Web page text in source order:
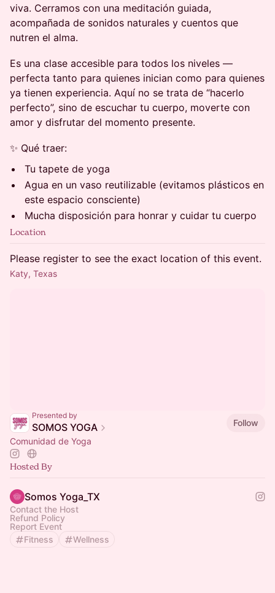
viva. Cerramos con una meditación guiada,
acompañada de sonidos naturales y cuentos que
nutren el alma.
Es una clase accesible para todos los niveles —
perfecta tanto para quienes inician como para quienes
ya tienen experiencia. Aquí no se trata de “hacerlo
perfecto”, sino de escuchar tu cuerpo, moverte con
amor y disfrutar del momento presente.
✨ Qué traer:
Tu tapete de yoga
Agua en un vaso reutilizable (evitamos plásticos en
este espacio consciente)
Mucha disposición para honrar y cuidar tu cuerpo
Location
Please register to see the exact location of this event.
Katy, Texas
Presented by
SOMOS YOGA
Follow
Comunidad de Yoga
Hosted By
Somos Yoga_TX
Contact the Host
Refund Policy
Report Event
Fitness
Wellness